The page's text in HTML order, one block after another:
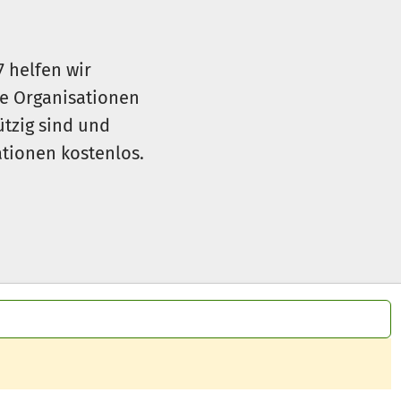
helfen wir
Organisationen
sind und
kostenlos.